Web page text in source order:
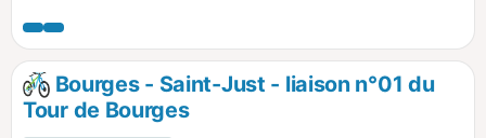
Bourges - Saint-Just - liaison n°01 du
Tour de Bourges